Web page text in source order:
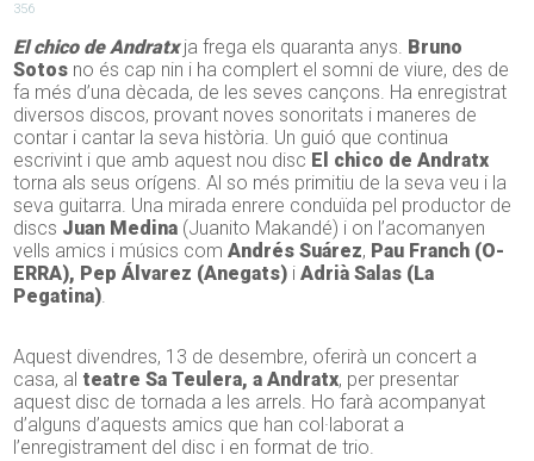
356
El chico de Andratxja frega els quaranta anys. Bruno
Sotos no és cap nin i ha complert el somni de viure, des de
fa més d’una dècada, de les seves cançons. Ha enregistrat
diversos discos, provant noves sonoritats i maneres de
contar i cantar la seva història. Un guió que continua
escrivint i que amb aquest nou disc El chico de Andratx
torna als seus orígens. Al so més primitiu de la seva veu i la
seva guitarra. Una mirada enrere conduïda pel productor de
discs Juan Medina (Juanito Makandé) i on l’acomanyen
vells amics i músics comAndrés Suárez, Pau Franch (O-
ERRA), Pep Álvarez (Anegats) i Adrià Salas (La
Pegatina).
Aquest divendres, 13 de desembre, oferirà un concert a
casa, al teatre Sa Teulera, a Andratx, per presentar
aquest disc de tornada a les arrels. Ho farà acompanyat
d’alguns d’aquests amics que han col·laborat a
l’enregistrament del disc i en format de trio.